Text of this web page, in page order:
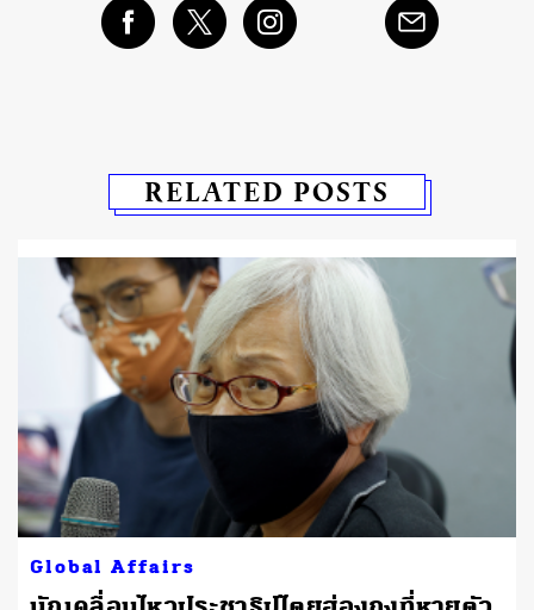
RELATED POSTS
Global Affairs